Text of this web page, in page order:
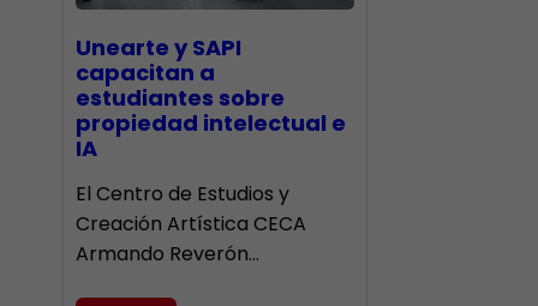
Unearte y SAPI
capacitan a
estudiantes sobre
propiedad intelectual e
IA
El Centro de Estudios y
Creación Artística CECA
Armando Reverón…